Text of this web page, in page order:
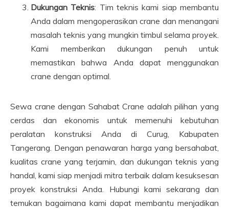
Dukungan Teknis: Tim teknis kami siap membantu
Anda dalam mengoperasikan crane dan menangani
masalah teknis yang mungkin timbul selama proyek.
Kami memberikan dukungan penuh untuk
memastikan bahwa Anda dapat menggunakan
crane dengan optimal.
Sewa crane dengan Sahabat Crane adalah pilihan yang
cerdas dan ekonomis untuk memenuhi kebutuhan
peralatan konstruksi Anda di Curug, Kabupaten
Tangerang. Dengan penawaran harga yang bersahabat,
kualitas crane yang terjamin, dan dukungan teknis yang
handal, kami siap menjadi mitra terbaik dalam kesuksesan
proyek konstruksi Anda. Hubungi kami sekarang dan
temukan bagaimana kami dapat membantu menjadikan